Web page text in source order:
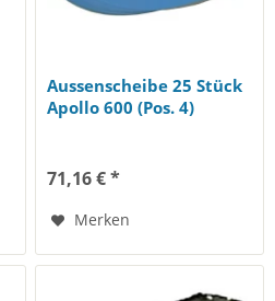
Aussenscheibe 25 Stück
Apollo 600 (Pos. 4)
71,16 € *
Merken